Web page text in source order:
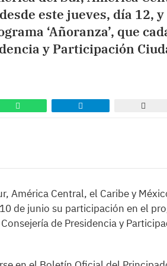
este jueves, día 12,
‘Añoranza’, que
y Participación
América Central, el Caribe y
de junio su participación en el
de Presidencia y